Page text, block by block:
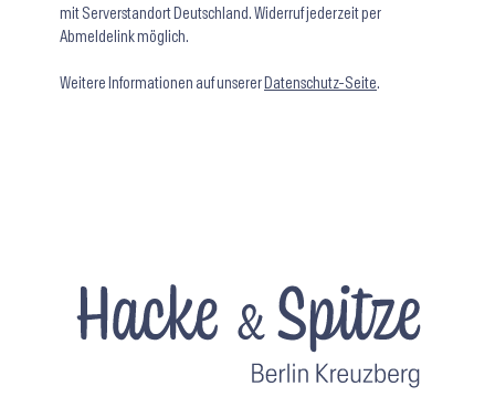
mit Serverstandort Deutschland. Widerruf jederzeit per
Abmeldelink möglich.
Weitere Informationen auf unserer Datenschutz-Seite.